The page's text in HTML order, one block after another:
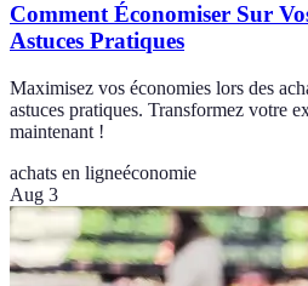
Comment Économiser Sur
Astuces Pratiques
Maximisez vos économies lors des
astuces pratiques. Transformez votre
maintenant !
achats en ligneéconomie
Aug 3